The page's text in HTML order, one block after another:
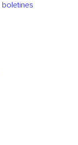
boletines